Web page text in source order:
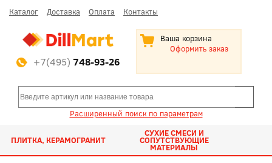
Каталог Доставка Оплата Контакты
+7(495) 748-93-26
Ваша корзина
Оформить заказ
Расширенный поиск по параметрам
ПЛИТКА, КЕРАМОГРАНИТ
СУХИЕ СМЕСИ И
СОПУТСТВУЮЩИЕ
МАТЕРИАЛЫ